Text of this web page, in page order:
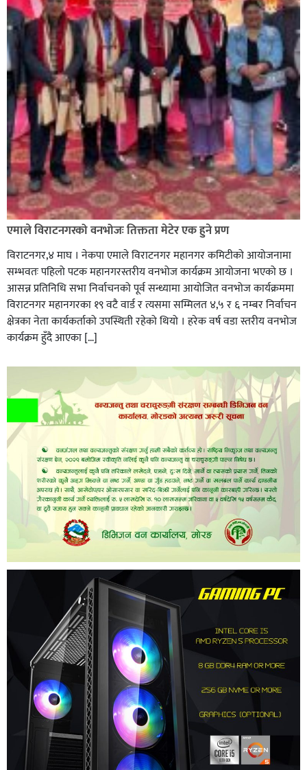
एमाले विराटनगरको वनभोजः तिक्तता मेटेर एक हुने प्रण
विराटनगर,४ माघ । नेकपा एमाले विराटनगर महानगर कमिटीको आयोजनामा
सम्भवतः पहिलो पटक महानगरस्तरीय वनभोज कार्यक्रम आयोजना भएको छ ।
आसन्न प्रतिनिधि सभा निर्वाचनको पूर्व सन्ध्यामा आयोजित वनभोज कार्यक्रममा
विराटनगर महानगरका १९ वटै वार्ड र त्यसमा सम्मिलत ४,५ र ६ नम्बर निर्वाचन
क्षेत्रका नेता कार्यकर्ताको उपस्थिती रहेको थियो । हरेक वर्ष वडा स्तरीय वनभोज
कार्यक्रम हुँदै आएका […]